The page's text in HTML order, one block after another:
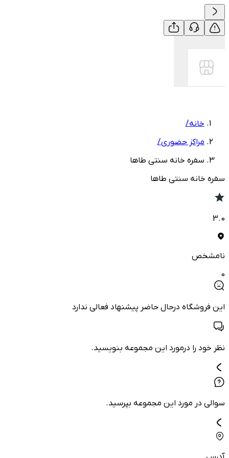
خانه/
مراکز حضوری/
سفره خانه سنتی طاها
سفره خانه سنتی طاها
3.0
نامشخص
0
این فروشگاه درحال حاضر پیشنهاد فعالی ندارد
نظر خود را درمورد این مجموعه بنویسید.
سوالی در مورد این مجموعه بپرسید.